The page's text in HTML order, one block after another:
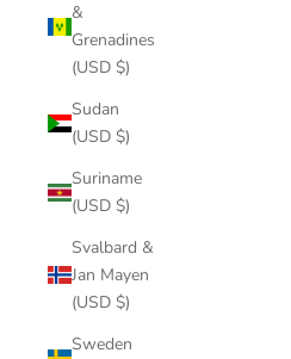
&
Grenadines
(USD $)
Sudan
(USD $)
Suriname
(USD $)
Svalbard &
Jan Mayen
(USD $)
Sweden